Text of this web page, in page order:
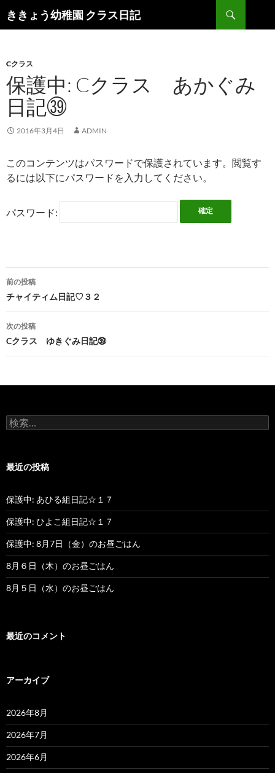
ききょう幼稚園 クラス日記
索
ン
ツ
へ
ス
キ
ッ
Cクラス
保護中: Cクラス あかぐみ
日記㊴
2016年3月4日 ADMIN
このコンテンツはパスワードで保護されています。閲覧す
るには以下にパスワードを入力してください。
パスワード:
投
稿
ナ
ゲ
シ
ン
前の投稿
チャイティム日記♡３２
次の投稿
Cクラス ゆきぐみ日記㊴
検
索
最近の投稿
保護中: あひる組日記☆１７
保護中: ひよこ組日記☆１７
保護中: 8月7日（金）のお昼ごはん
8月６日（木）のお昼ごはん
8月５日（水）のお昼ごはん
最近のコメント
アーカイブ
2026年8月
2026年7月
2026年6月